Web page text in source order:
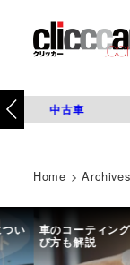
中古車
Home >
い 車のコーティン
び方も解説